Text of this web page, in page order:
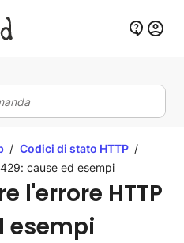
/ Codici di stato HTTP /
cause ed esempi
l'errore HTTP
esempi